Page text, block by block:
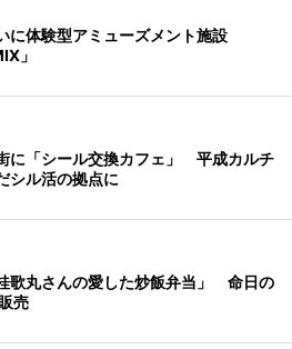
に体験型アミューズメント施設
」
に「シール交換カフェ」 平成カルチ
シル活の拠点に
歌丸さんの愛した炒飯弁当」 命日の
売